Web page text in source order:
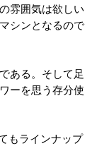
雰囲気は欲しい
シンとなるので
ある。そして足
ーを思う存分使
もラインナップ